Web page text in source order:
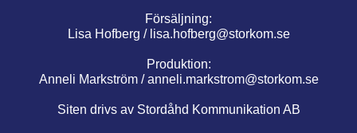
Försäljning:
Lisa Hofberg / lisa.hofberg@storkom.se
Produktion:
Anneli Markström /anneli.markstrom@storkom.se
Siten drivs av Stordåhd Kommunikation AB